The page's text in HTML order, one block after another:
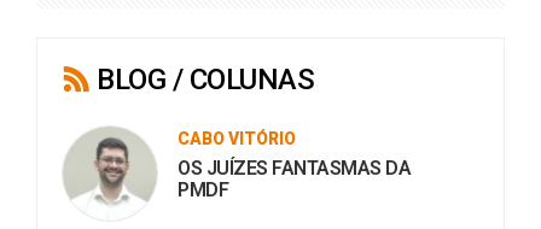
BLOG / COLUNAS
CABO VITÓRIO
OS JUÍZES FANTASMAS DA
PMDF